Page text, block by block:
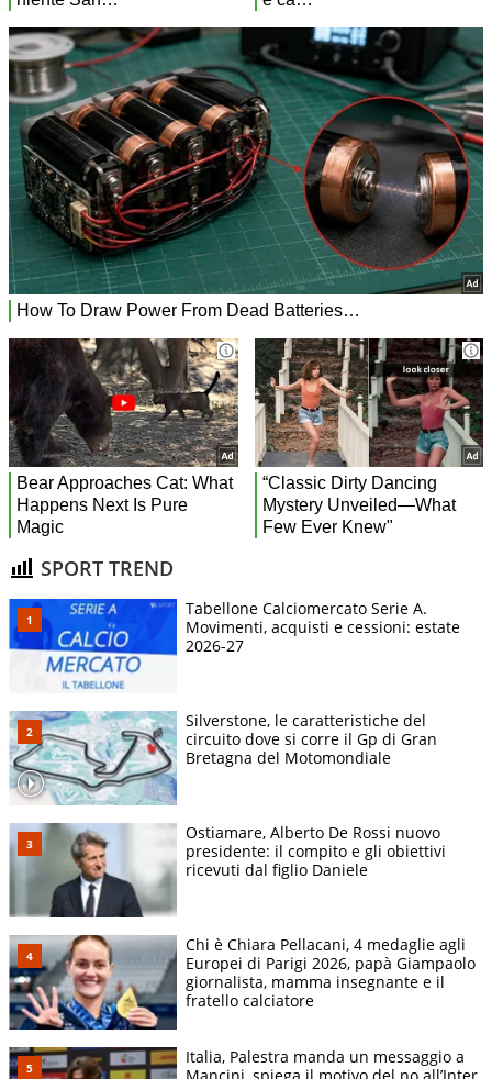
SPORT TREND
Tabellone Calciomercato Serie A.
Movimenti, acquisti e cessioni: estate
2026-27
Silverstone, le caratteristiche del
circuito dove si corre il Gp di Gran
Bretagna del Motomondiale
Ostiamare, Alberto De Rossi nuovo
presidente: il compito e gli obiettivi
ricevuti dal figlio Daniele
Chi è Chiara Pellacani, 4 medaglie agli
Europei di Parigi 2026, papà Giampaolo
giornalista, mamma insegnante e il
fratello calciatore
Italia, Palestra manda un messaggio a